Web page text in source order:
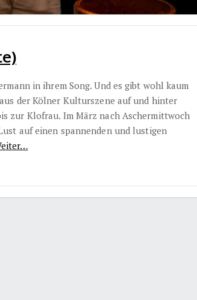
in ihrem Song. Und es gibt wohl kaum
der Kölner Kulturszene auf und hinter
zur Klofrau. Im März nach Aschermittwoch
auf einen spannenden und lustigen